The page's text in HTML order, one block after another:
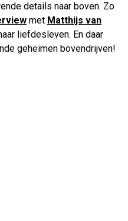
details naar boven. Zo
met Matthijs van
liefdesleven. En daar
geheimen bovendrijven!